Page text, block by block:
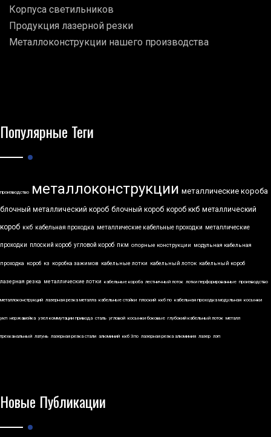
Корпуса светильников
Продукция лазерной резки
Металлоконструкции нашего производства
Популярные Теги
производство металлоконструкции металлические короба
блочный металлический короб блочный короб короб ккб металлический
короб ккб кабельная проходка металлические кабельные проходки металлические
проходки плоский короб угловой короб пкм опорные конструкции модульная кабельная
проходка короб кз коробка зажимов кабельные лотки кабельный лоток кабельный короб
лазерная резка металлические лотки кабельные короба лестничный лоток лотки перфорированные производство
металлоконструкций лазерная резка металла кабельные стойки плоский ккб по кабельная проходка модульная косынки
укп нержавейка узел коммутации привода сталь угловой косынки боковые глубокий кабельный лоток металл
трехканальный латунь лазерная резка стали алюминий ккб 3по лазерная резка алюминия лазер лэп
Новые Публикации